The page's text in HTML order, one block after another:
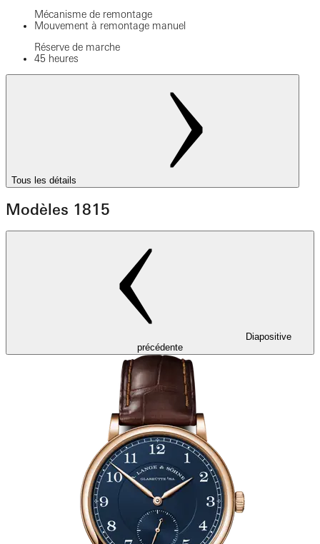
Mécanisme de remontage
Mouvement à remontage manuel
Réserve de marche
45 heures
Tous les détails
Modèles 1815
Diapositive
précédente